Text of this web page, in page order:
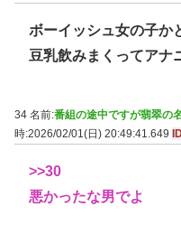
ボーイッシュ女の子か
豆乳飲みまくってアナ
34 名前:番組の途中ですが翡翠の
時:2026/02/01(日) 20:49:41.649
>>30
悪かったな男でよ